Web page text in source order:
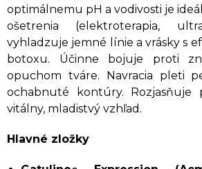
optimálnemu pH a vodivosti je
ošetrenia (elektroterapia,
vyhladzuje jemné línie a vrásky s
botoxu. Účinne bojuje proti
opuchom tváre. Navracia pleti
ochabnuté kontúry. Rozjasňuje
vitálny, mladistvý vzhľad.
Hlavné zložky